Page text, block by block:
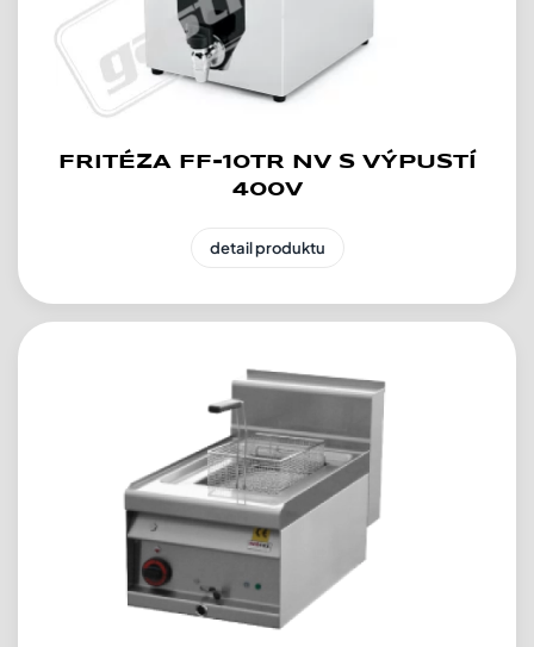
FRITÉZA FF-10TR NV S VÝPUSTÍ
400V
detail produktu